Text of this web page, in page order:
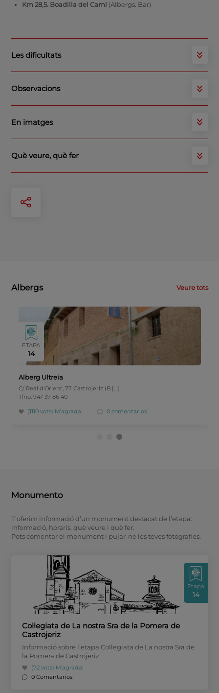
Km 28,5. Boadilla del Camí (Albergs. Bar)
Les dificultats
Observacions
En imatges
Què veure, què fer
Albergs Veure tots
ETAPA
14
Alberg Ultreia
C/ Real d'Orient, 77 Castrojeriz (B […]
Tfno: 947 37 86 40
(1110 vots) M’agrada! 0 comentarios
Monumento
T’oferim informació d’un monument destacat de l’etapa:
informació, horaris, què veure i què fer.
Pots comentar el monument i pujar-ne les teves fotografies.
Etapa
14
Col·legiata de La nostra Sra de la Pomera de
Castrojeriz
Informació sobre l’etapa Col·legiata de La nostra Sra de
la Pomera de Castrojeriz
(72 vots) M’agrada!
0 Comentarios